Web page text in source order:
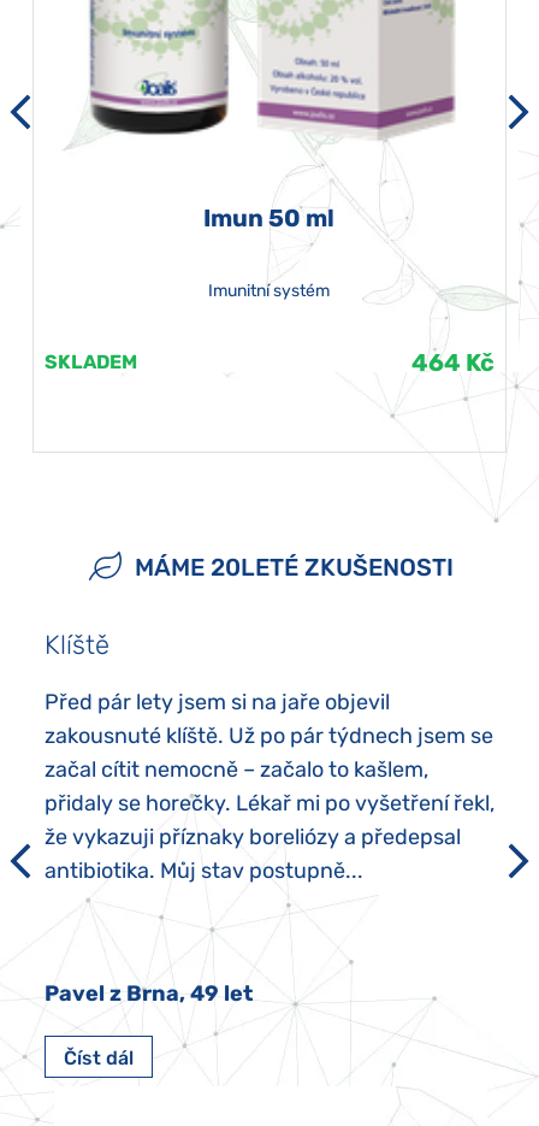
Imun 50 ml
Imunitní systém
SKLADEM 464 Kč
MÁME 20LETÉ ZKUŠENOSTI
Klíště
Před pár lety jsem si na jaře objevil
zakousnuté klíště. Už po pár týdnech jsem se
začal cítit nemocně – začalo to kašlem,
přidaly se horečky. Lékař mi po vyšetření řekl,
že vykazuji příznaky boreliózy a předepsal
antibiotika. Můj stav postupně...
Pavel z Brna, 49 let
Číst dál